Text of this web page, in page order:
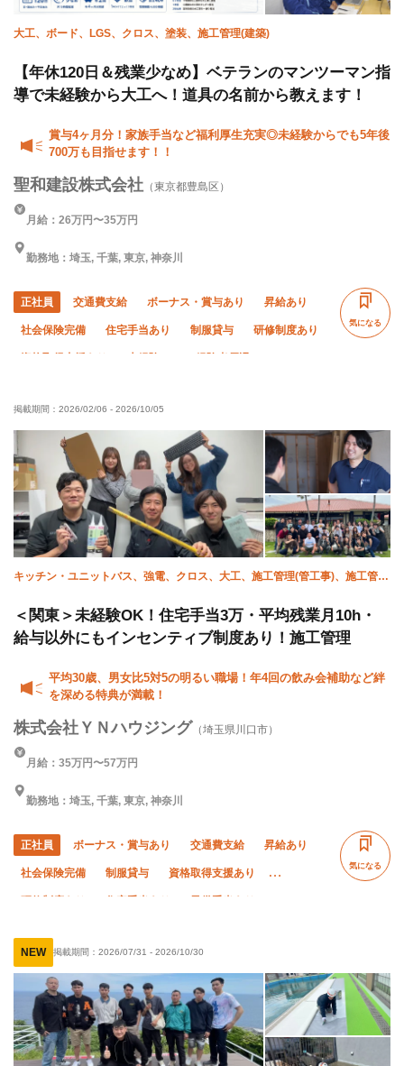
大工、ボード、LGS、クロス、塗装、施工管理(建築)
【年休120日＆残業少なめ】ベテランのマンツーマン指
導で未経験から大工へ！道具の名前から教えます！
賞与4ヶ月分！家族手当など福利厚生充実◎未経験からでも5年後
700万も目指せます！！
聖和建設株式会社 （東京都豊島区）
月給：26万円〜35万円
勤務地：埼玉, 千葉, 東京, 神奈川
正社員 交通費支給 ボーナス・賞与あり 昇給あり
社会保険完備 住宅手当あり 制服貸与 研修制度あり
完全週休二日制 夏季休暇
気になる
掲載期間： 2026/02/06 - 2026/10/05
キッチン・ユニットバス、強電、クロス、大工、施工管理(管工事)、施工管理
＜関東＞未経験OK！住宅手当3万・平均残業月10h・
給与以外にもインセンティブ制度あり！施工管理
平均30歳、男女比5対5の明るい職場！年4回の飲み会補助など絆
を深める特典が満載！
株式会社ＹＮハウジング （埼玉県川口市）
月給：35万円〜57万円
勤務地：埼玉, 千葉, 東京, 神奈川
正社員 ボーナス・賞与あり 交通費支給 昇給あり
社会保険完備 制服貸与 資格取得支援あり
女性活躍中 土日休み 夏季休暇
残業月10時間以下
気になる
NEW 掲載期間： 2026/07/31 - 2026/10/30